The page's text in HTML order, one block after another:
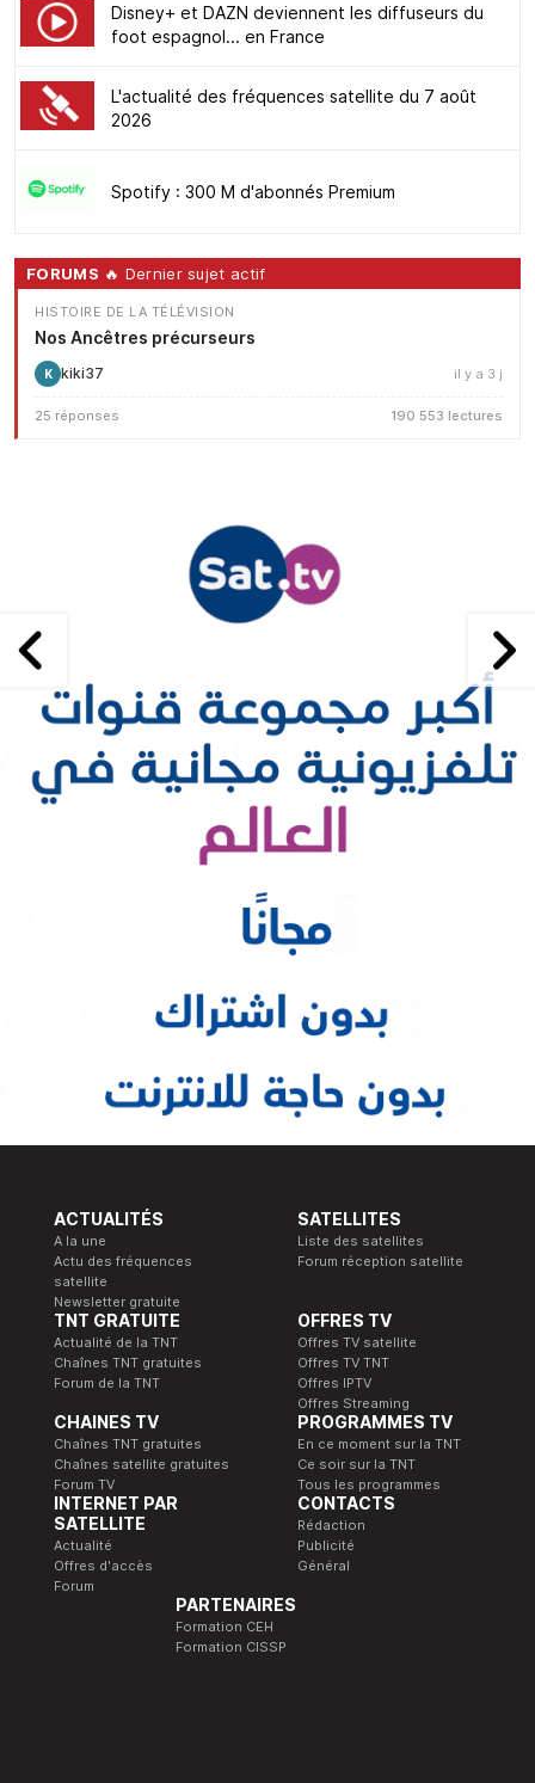
Disney+ et DAZN deviennent les diffuseurs du
foot espagnol... en France
L'actualité des fréquences satellite du 7 août
2026
Spotify : 300 M d'abonnés Premium
FORUMS 🔥 Dernier sujet actif
HISTOIRE DE LA TÉLÉVISION
Nos Ancêtres précurseurs
K kiki37 il y a 3 j
25 réponses 190 553 lectures
ACTUALITÉS
A la une
Actu des fréquences
satellite
Newsletter gratuite
SATELLITES
Liste des satellites
Forum réception satellite
TNT GRATUITE
Actualité de la TNT
Chaînes TNT gratuites
Forum de la TNT
OFFRES TV
Offres TV satellite
Offres TV TNT
Offres IPTV
Offres Streaming
CHAINES TV
Chaînes TNT gratuites
Chaînes satellite gratuites
Forum TV
PROGRAMMES TV
En ce moment sur la TNT
Ce soir sur la TNT
Tous les programmes
INTERNET PAR
SATELLITE
Actualité
Offres d'accès
Forum
CONTACTS
Rédaction
Publicité
Général
PARTENAIRES
Formation CEH
Formation CISSP